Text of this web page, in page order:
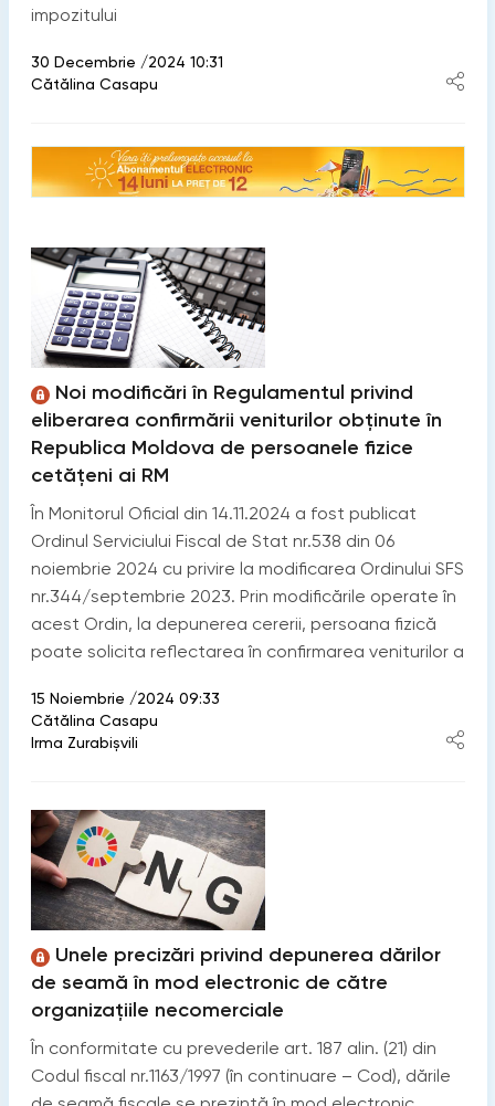
impozitului
30 Decembrie /2024 10:31
Cătălina Casapu
Noi modificări în Regulamentul privind
eliberarea confirmării veniturilor obținute în
Republica Moldova de persoanele fizice
cetățeni ai RM
În Monitorul Oficial din 14.11.2024 a fost publicat
Ordinul Serviciului Fiscal de Stat nr.538 din 06
noiembrie 2024 cu privire la modificarea Ordinului SFS
nr.344/septembrie 2023. Prin modificările operate în
acest Ordin, la depunerea cererii, persoana fizică
poate solicita reflectarea în confirmarea veniturilor a
15 Noiembrie /2024 09:33
Cătălina Casapu
Irma Zurabișvili
Unele precizări privind depunerea dărilor
de seamă în mod electronic de către
organizațiile necomerciale
În conformitate cu prevederile art. 187 alin. (21) din
Codul fiscal nr.1163/1997 (în continuare – Cod), dările